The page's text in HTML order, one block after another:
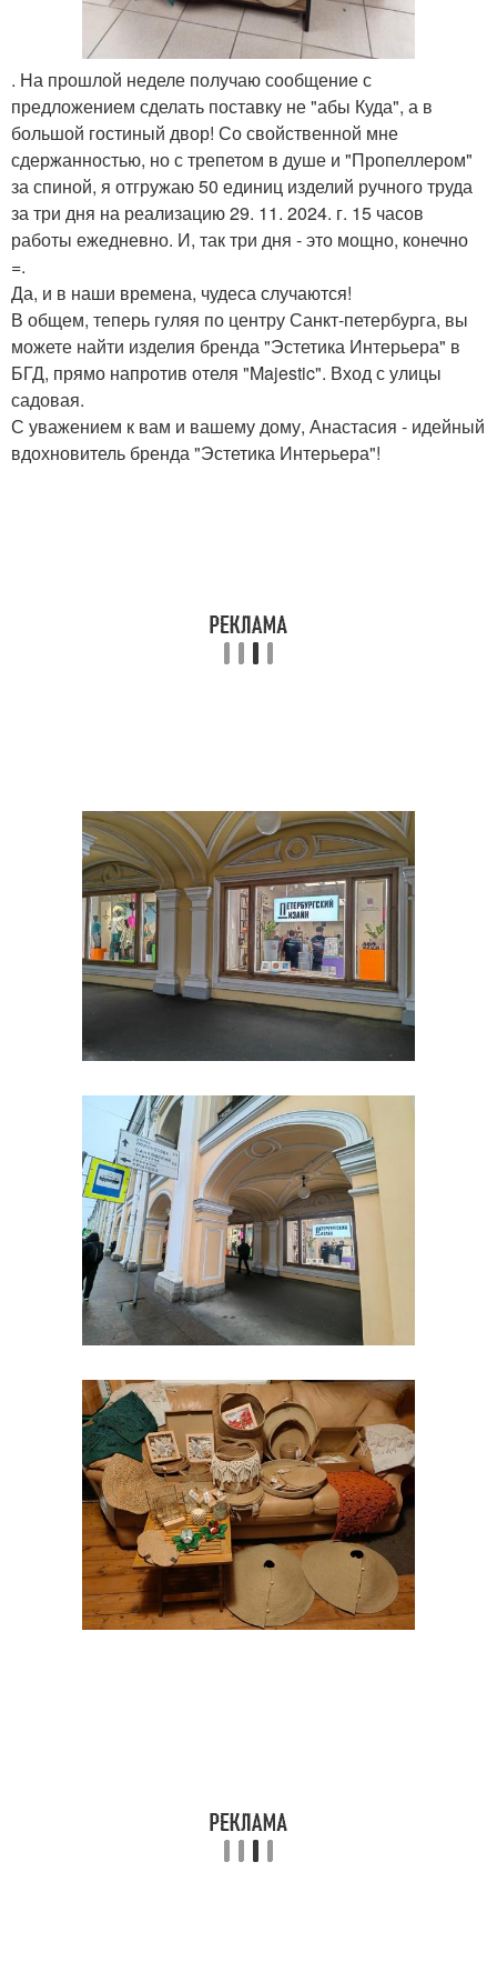
. На прошлой неделе получаю сообщение с
предложением сделать поставку не "абы Куда", а в
большой гостиный двор! Со свойственной мне
сдержанностью, но с трепетом в душе и "Пропеллером"
за спиной, я отгружаю 50 единиц изделий ручного труда
за три дня на реализацию 29. 11. 2024. г. 15 часов
работы ежедневно. И, так три дня - это мощно, конечно
=.
Да, и в наши времена, чудеса случаются!
В общем, теперь гуляя по центру Санкт-петербурга, вы
можете найти изделия бренда "Эстетика Интерьера" в
БГД, прямо напротив отеля "Majestic". Вход с улицы
садовая.
С уважением к вам и вашему дому, Анастасия - идейный
вдохновитель бренда "Эстетика Интерьера"!